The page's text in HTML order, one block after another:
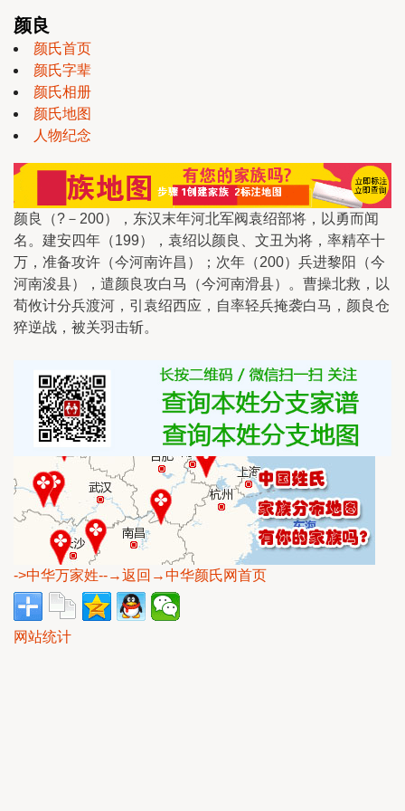
颜良
颜氏首页
颜氏字辈
颜氏相册
颜氏地图
人物纪念
颜良（?－200），东汉末年河北军阀袁绍部将，以勇而闻
名。建安四年（199），袁绍以颜良、文丑为将，率精卒十
万，准备攻许（今河南许昌）；次年（200）兵进黎阳（今
河南浚县），遣颜良攻白马（今河南滑县）。曹操北救，以
荀攸计分兵渡河，引袁绍西应，自率轻兵掩袭白马，颜良仓
猝逆战，被关羽击斩。
->中华万家姓--→返回→中华颜氏网首页
网站统计